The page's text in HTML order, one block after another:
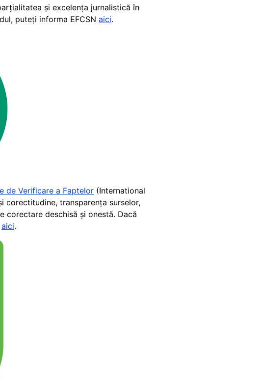
și excelența jurnalistică în
puteți informa EFCSN aici.
de Verificare a Faptelor (International
corectitudine, transparența surselor,
deschisă și onestă. Dacă
aici.